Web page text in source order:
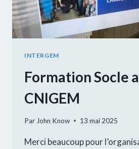
INTERGEM
Formation Socle
CNIGEM
Par John Know 13 mai 2025
Merci beaucoup pour